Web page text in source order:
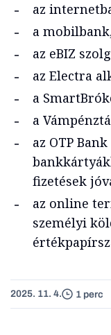
az
a
az eBIZ
az Electra
a
a
az OTP
fizetések
az online
személyi
2025. 11. 4. 1 perc